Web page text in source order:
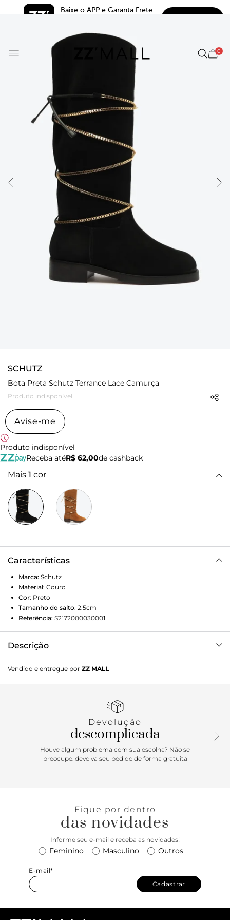
Baixe o APP e Garanta Frete
0
SCHUTZ
Bota Preta Schutz Terrance Lace Camurça
Produto indisponível
Avise-me
Produto indisponível
Receba atéR$ 62,00de cashback
Mais 1 cor
Características
Marca: Schutz
Material: Couro
Cor: Preto
Tamanho do salto: 2.5cm
Referência: S2172000030001
Descrição
boho. Nesta versão, ainda ganha o toque extra das
amarrações no cano, detalhe que agrega muito ao visual.
Vendido e entregue por ZZ MALL
Devolução
descomplicada
Houve algum problema com sua escolha? Não se
preocupe: devolva seu pedido de forma gratuita
Fique por dentro
das novidades
Informe seu e-mail e receba as novidades!
Feminino Masculino Outros
E-mail*
Cadastrar